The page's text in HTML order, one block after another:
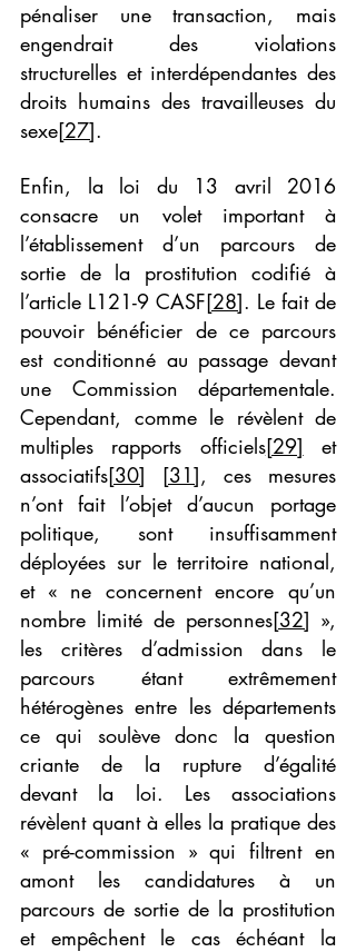
pénaliser une transaction, mais
engendrait des violations
structurelles et interdépendantes des
droits humains des travailleuses du
sexe[27].
Enfin, la loi du 13 avril 2016
consacre un volet important à
l’établissement d’un parcours de
sortie de la prostitution codifié à
l’article L121-9 CASF[28]. Le fait de
pouvoir bénéficier de ce parcours
est conditionné au passage devant
une Commission départementale.
Cependant, comme le révèlent de
multiples rapports officiels[29] et
associatifs[30] [31], ces mesures
n’ont fait l’objet d’aucun portage
politique, sont insuffisamment
déployées sur le territoire national,
et « ne concernent encore qu’un
nombre limité de personnes[32] »,
les critères d’admission dans le
parcours étant extrêmement
hétérogènes entre les départements
ce qui soulève donc la question
criante de la rupture d’égalité
devant la loi. Les associations
révèlent quant à elles la pratique des
« pré-commission » qui filtrent en
amont les candidatures à un
parcours de sortie de la prostitution
et empêchent le cas échéant la